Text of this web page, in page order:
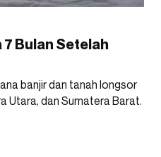
Bulan Setelah
banjir dan tanah longsor
Utara, dan Sumatera Barat.